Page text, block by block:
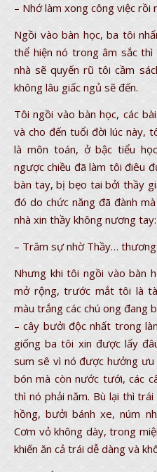
– Nhớ làm xong công việc rồi
Ngồi vào bàn học, ba tôi
thể hiện nó trong âm sắc
nhà sẽ quyến rũ tôi cầm
không lâu giấc ngủ sẽ đến.
Tôi ngồi vào bàn học, các
và cho đến tuổi đời lúc này,
là môn toán, ở bậc tiểu
ngược chiều đã làm tôi điêu
bàn tay, bị bẹo tai bởi thầy
đó do chức năng đã đành
nhà xin thầy không nương tay:
– Trăm sự nhờ Thầy…
Nhưng khi tôi ngồi vào bàn
mở rộng, trước mắt tôi là
màu trắng các chú ong đang
– cây bưởi độc nhất trong
giống ba tôi xin được lấy
sum sê vì nó được hưởng ưu
bón mà còn nước tưới, các
thì nó phải năm. Bù lại thì
hồng, bưởi bánh xe, núm
Cơm vỏ không dày, trong
khiến ăn cả trái dễ dàng và